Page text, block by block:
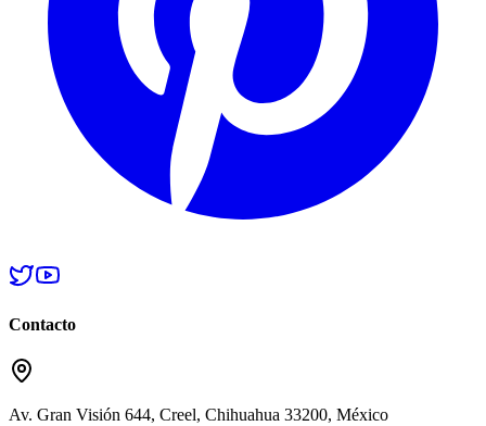
Contacto
Av. Gran Visión 644, Creel, Chihuahua 33200, México